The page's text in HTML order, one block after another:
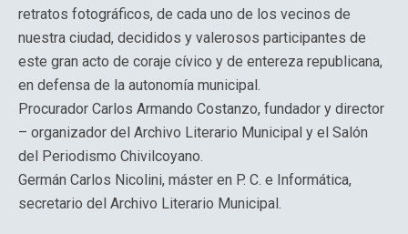
retratos fotográficos, de cada uno de los vecinos de
nuestra ciudad, decididos y valerosos participantes de
este gran acto de coraje cívico y de entereza republicana,
en defensa de la autonomía municipal.
Procurador Carlos Armando Costanzo, fundador y director
– organizador del Archivo Literario Municipal y el Salón
del Periodismo Chivilcoyano.
Germán Carlos Nicolini, máster en P. C. e Informática,
secretario del Archivo Literario Municipal.